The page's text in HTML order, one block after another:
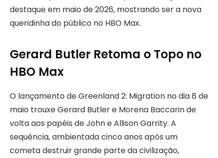
destaque em maio de 2026, mostrando ser a nova
queridinha do público no HBO Max.
Gerard Butler Retoma o Topo no
HBO Max
O lançamento de Greenland 2: Migration no dia 8 de
maio trouxe Gerard Butler e Morena Baccarin de
volta aos papéis de John e Allison Garrity. A
sequência, ambientada cinco anos após um
cometa destruir grande parte da civilização,